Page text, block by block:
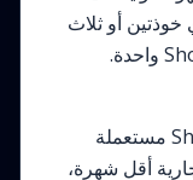
خوذتين أو ثلاث
خوذات "رخيصة" مقابل عمر خوذة Shoei واحدة.
بالإضافة إلى ذلك، إعادة بيع خوذة Shoei مستعملة
أقل شهرة،